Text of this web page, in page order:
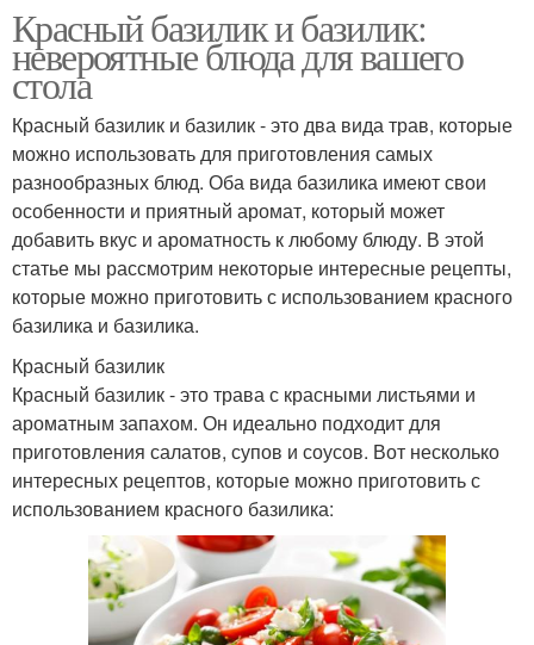
Красный базилик и базилик:
невероятные блюда для вашего
стола
Красный базилик и базилик - это два вида трав, которые
можно использовать для приготовления самых
разнообразных блюд. Оба вида базилика имеют свои
особенности и приятный аромат, который может
добавить вкус и ароматность к любому блюду. В этой
статье мы рассмотрим некоторые интересные рецепты,
которые можно приготовить с использованием красного
базилика и базилика.
Красный базилик
Красный базилик - это трава с красными листьями и
ароматным запахом. Он идеально подходит для
приготовления салатов, супов и соусов. Вот несколько
интересных рецептов, которые можно приготовить с
использованием красного базилика: